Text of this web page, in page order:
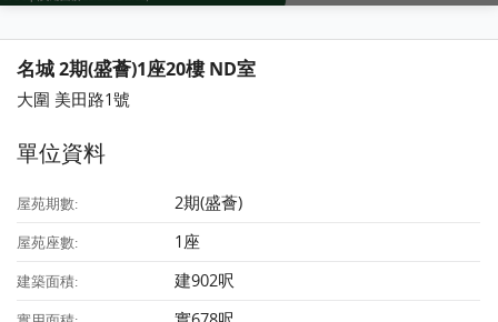
名城 2期(盛薈)1座20樓 ND室
大圍 美田路1號
單位資料
屋苑期數: 2期(盛薈)
屋苑座數: 1座
建築面積: 建902呎